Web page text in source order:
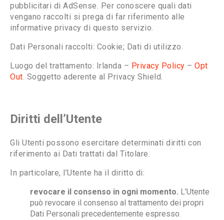
pubblicitari di AdSense. Per conoscere quali dati
vengano raccolti si prega di far riferimento alle
informative privacy di questo servizio.
Dati Personali raccolti: Cookie; Dati di utilizzo.
Luogo del trattamento: Irlanda – Privacy Policy – Opt
Out. Soggetto aderente al Privacy Shield.
Diritti dell’Utente
Gli Utenti possono esercitare determinati diritti con
riferimento ai Dati trattati dal Titolare.
In particolare, l’Utente ha il diritto di:
revocare il consenso in ogni momento. L’Utente
può revocare il consenso al trattamento dei propri
Dati Personali precedentemente espresso.